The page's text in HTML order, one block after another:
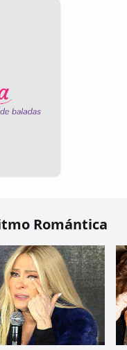
Romántica